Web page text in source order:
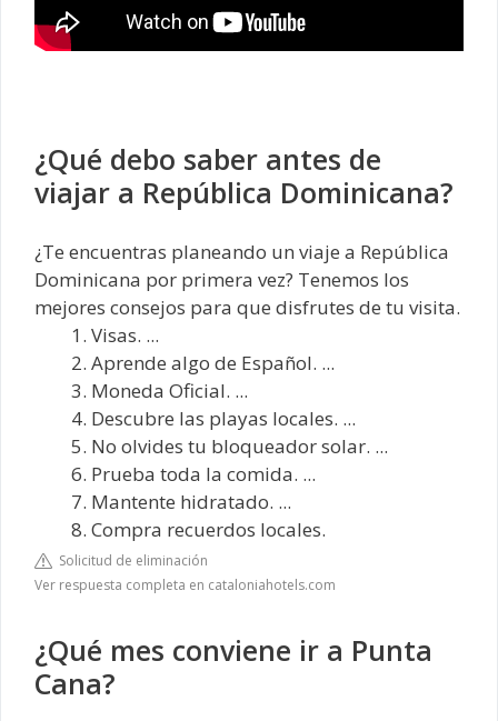
¿Qué debo saber antes de
viajar a República Dominicana?
¿Te encuentras planeando un viaje a República
Dominicana por primera vez? Tenemos los
mejores consejos para que disfrutes de tu visita.
Visas. ...
Aprende algo de Español. ...
Moneda Oficial. ...
Descubre las playas locales. ...
No olvides tu bloqueador solar. ...
Prueba toda la comida. ...
Mantente hidratado. ...
Compra recuerdos locales.
Solicitud de eliminación
Ver respuesta completa en cataloniahotels.com
¿Qué mes conviene ir a Punta
Cana?